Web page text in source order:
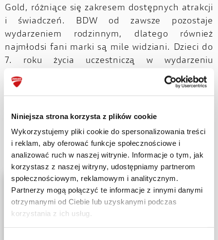
Niniejsza strona korzysta z plików cookie
Wykorzystujemy pliki cookie do spersonalizowania treści
i reklam, aby oferować funkcje społecznościowe i
analizować ruch w naszej witrynie. Informacje o tym, jak
korzystasz z naszej witryny, udostępniamy partnerom
społecznościowym, reklamowym i analitycznym.
Partnerzy mogą połączyć te informacje z innymi danymi
otrzymanymi od Ciebie lub uzyskanymi podczas
korzystania z ich usług.
Gold, różniące się zakresem dostępnych atrakcji
i świadczeń. BDW od zawsze pozostaje
wydarzeniem rodzinnym, dlatego również
najmłodsi fani marki są mile widziani. Dzieci do
7. roku życia uczestniczą w wydarzeniu
całkowicie bezpłatnie.
stronę Ducati Klub Polska:
BDW 2026.